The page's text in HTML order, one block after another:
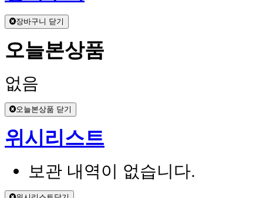
장바구니 닫기
오늘본상품
없음
오늘본상품 닫기
위시리스트
보관 내역이 없습니다.